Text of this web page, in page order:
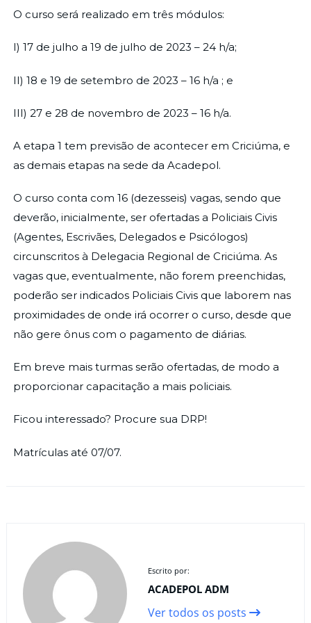
O curso será realizado em três módulos:
I) 17 de julho a 19 de julho de 2023 – 24 h/a;
II) 18 e 19 de setembro de 2023 – 16 h/a ; e
III) 27 e 28 de novembro de 2023 – 16 h/a.
A etapa 1 tem previsão de acontecer em Criciúma, e
as demais etapas na sede da Acadepol.
O curso conta com 16 (dezesseis) vagas, sendo que
deverão, inicialmente, ser ofertadas a Policiais Civis
(Agentes, Escrivães, Delegados e Psicólogos)
circunscritos à Delegacia Regional de Criciúma. As
vagas que, eventualmente, não forem preenchidas,
poderão ser indicados Policiais Civis que laborem nas
proximidades de onde irá ocorrer o curso, desde que
não gere ônus com o pagamento de diárias.
Em breve mais turmas serão ofertadas, de modo a
proporcionar capacitação a mais policiais.
Ficou interessado? Procure sua DRP!
Matrículas até 07/07.
Escrito por:
ACADEPOL ADM
Ver todos os posts